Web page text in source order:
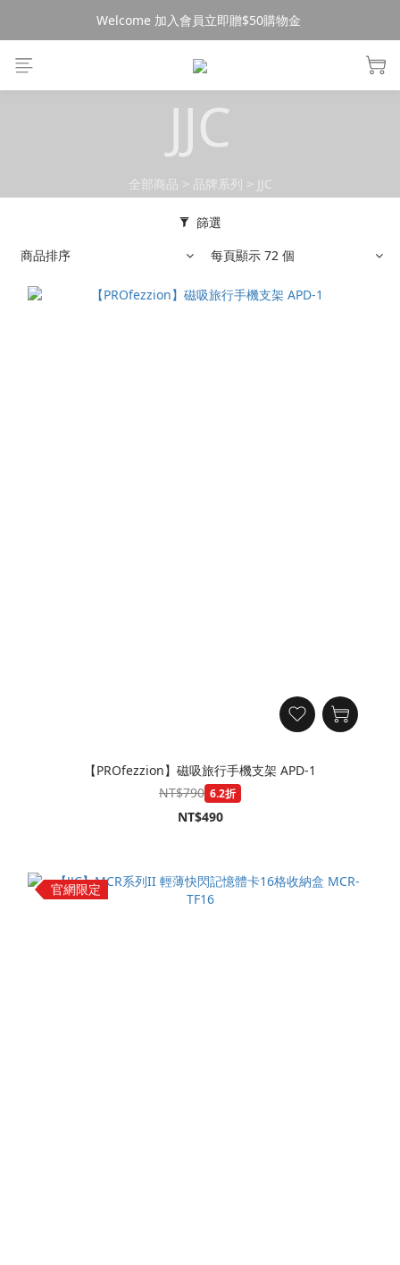
消費$490超商免運🚚
Welcome 加入會員立即贈$50購物金
消費$490超商免運🚚
JJC
全部商品 > 品牌系列 > JJC
篩選
商品排序
每頁顯示 72 個
【PROfezzion】磁吸旅行手機支架 APD-1
NT$790 6.2折
NT$490
官網限定